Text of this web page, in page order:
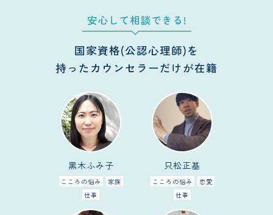
国家資格(公認心理師)を
持ったカウンセラーだけが在籍
黑木ふみ子
こころの悩み
家族
仕事
只松正基
こころの悩み
恋愛
仕事